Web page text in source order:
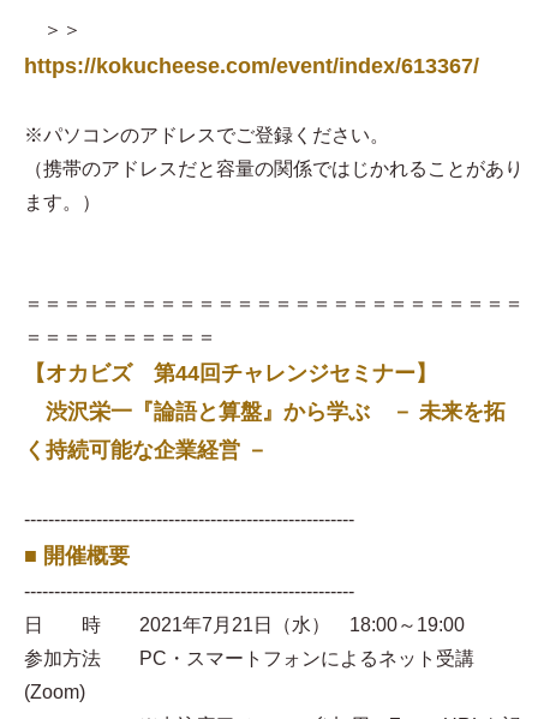
＞＞
https://kokucheese.com/event/index/613367/
※パソコンのアドレスでご登録ください。
（携帯のアドレスだと容量の関係ではじかれることがあり
ます。）
＝＝＝＝＝＝＝＝＝＝＝＝＝＝＝＝＝＝＝＝＝＝＝＝＝＝
＝＝＝＝＝＝＝＝＝＝
【オカビズ 第44回チャレンジセミナー】
渋沢栄一『論語と算盤』から学ぶ － 未来を拓
く持続可能な企業経営 －
-------------------------------------------------------
■ 開催概要
-------------------------------------------------------
日 時 2021年7月21日（水） 18:00～19:00
参加方法 PC・スマートフォンによるネット受講
(Zoom)